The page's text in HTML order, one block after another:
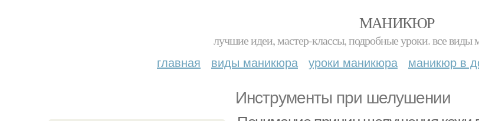
МАНИКЮР
лучшие идеи, мастер-классы, подробные уроки. все виды
главная виды маникюра уроки маникюра маникюр в
Инструменты при шелушении